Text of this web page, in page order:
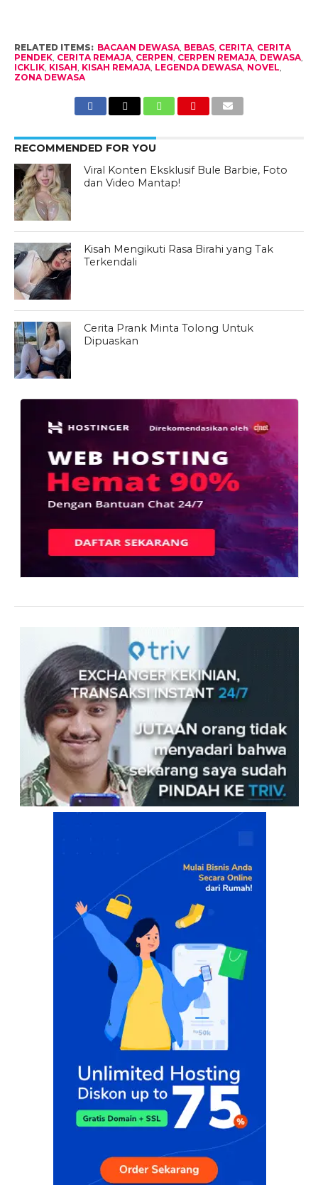
RELATED ITEMS: BACAAN DEWASA, BEBAS, CERITA, CERITA
PENDEK, CERITA REMAJA, CERPEN, CERPEN REMAJA, DEWASA,
ICKLIK, KISAH, KISAH REMAJA, LEGENDA DEWASA, NOVEL,
ZONA DEWASA
RECOMMENDED FOR YOU
Viral Konten Eksklusif Bule Barbie, Foto
dan Video Mantap!
Kisah Mengikuti Rasa Birahi yang Tak
Terkendali
Cerita Prank Minta Tolong Untuk
Dipuaskan